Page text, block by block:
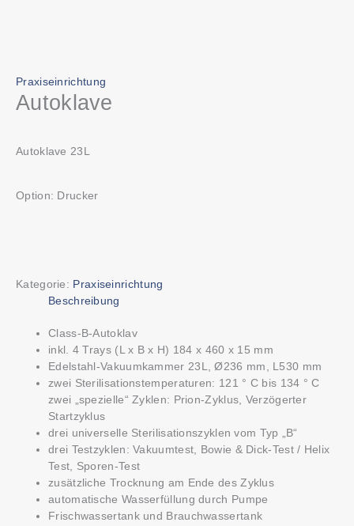
Praxiseinrichtung
Autoklave
Autoklave 23L
Option: Drucker
Kategorie: Praxiseinrichtung
Beschreibung
Class-B-Autoklav
inkl. 4 Trays (L x B x H) 184 x 460 x 15 mm
Edelstahl-Vakuumkammer 23L, Ø236 mm, L530 mm
zwei Sterilisationstemperaturen: 121 ° C bis 134 ° C
zwei „spezielle“ Zyklen: Prion-Zyklus, Verzögerter
Startzyklus
drei universelle Sterilisationszyklen vom Typ „B“
drei Testzyklen: Vakuumtest, Bowie & Dick-Test / Helix
Test, Sporen-Test
zusätzliche Trocknung am Ende des Zyklus
automatische Wasserfüllung durch Pumpe
Frischwassertank und Brauchwassertank